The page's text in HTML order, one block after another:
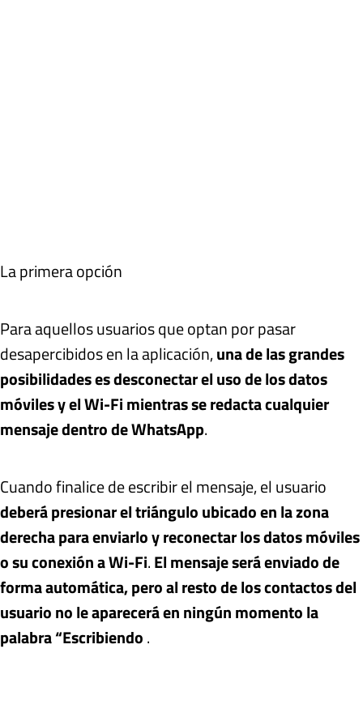
La primera opción
Para aquellos usuarios que optan por pasar
desapercibidos en la aplicación,una de las grandes
posibilidades es desconectar el uso de los datos
móviles y el Wi-Fi mientras se redacta cualquier
mensaje dentro de WhatsApp.
Cuando finalice de escribir el mensaje, el usuario
deberá presionar el triángulo ubicado en la zona
derecha para enviarlo y reconectar los datos móviles
o su conexión a Wi-Fi.El mensaje será enviado de
forma automática, pero al resto de los contactos del
usuario no le aparecerá en ningún momento la
palabra “Escribiendo.